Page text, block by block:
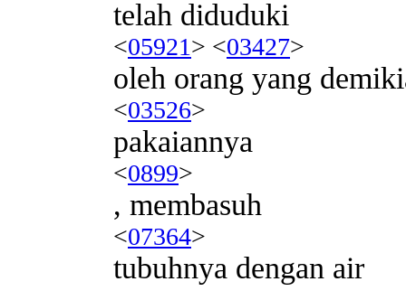
telah diduduki
<05921> <03427>
oleh orang yang
<03526>
pakaiannya
<0899>
, membasuh
<07364>
tubuhnya dengan air